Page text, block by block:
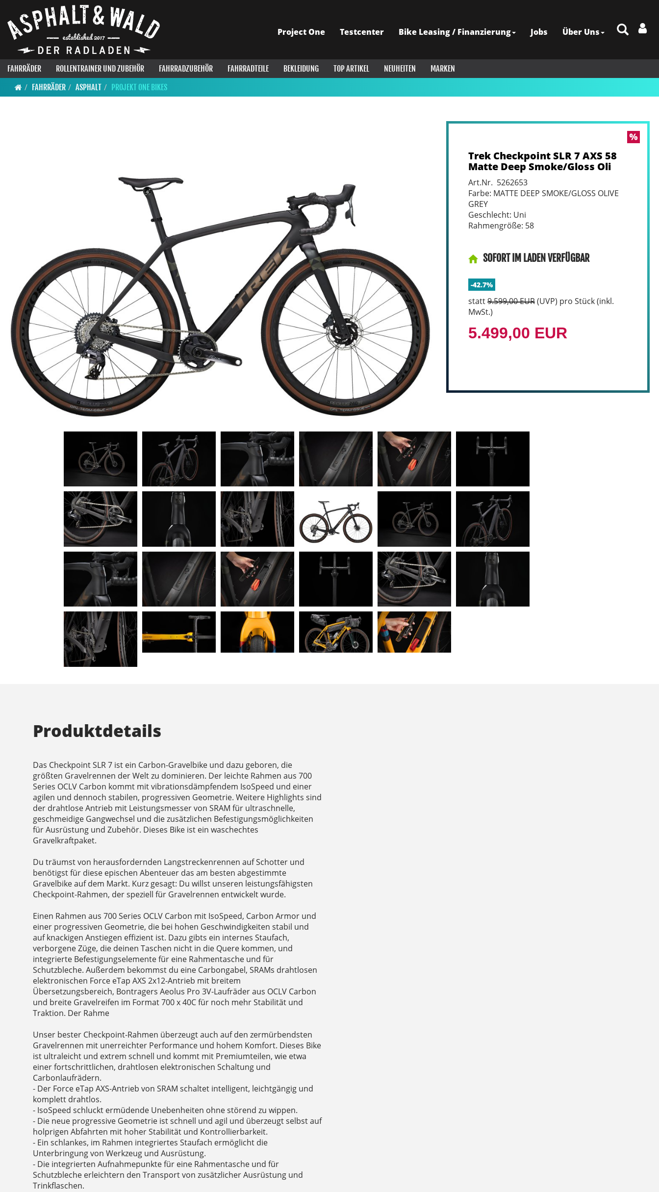
Project One Testcenter Bike Leasing / Finanzierung Jobs Über Uns
FAHRRÄDER ROLLENTRAINER UND ZUBEHÖR FAHRRADZUBEHÖR FAHRRADTEILE BEKLEIDUNG TOP ARTIKEL NEUHEITEN
MARKEN
FAHRRÄDER
ASPHALT PROJEKT ONE BIKES
Trek Checkpoint SLR 7 AXS 58
Matte Deep Smoke/Gloss Oli
Art.Nr. 5262653
Farbe: MATTE DEEP SMOKE/GLOSS OLIVE
GREY
Geschlecht: Uni
Rahmengröße: 58
SOFORT IM LADEN VERFÜGBAR
-42.7%
statt9.599,00 EUR(UVP) pro Stück (inkl.
MwSt.)
5.499,00 EUR
Produktdetails
Das Checkpoint SLR 7 ist ein Carbon-Gravelbike und dazu geboren, die
größten Gravelrennen der Welt zu dominieren. Der leichte Rahmen aus 700
Series OCLV Carbon kommt mit vibrationsdämpfendem IsoSpeed und einer
agilen und dennoch stabilen, progressiven Geometrie. Weitere Highlights sind
der drahtlose Antrieb mit Leistungsmesser von SRAM für ultraschnelle,
geschmeidige Gangwechsel und die zusätzlichen Befestigungsmöglichkeiten
für Ausrüstung und Zubehör. Dieses Bike ist ein waschechtes
Gravelkraftpaket.
Du träumst von herausfordernden Langstreckenrennen auf Schotter und
benötigst für diese epischen Abenteuer das am besten abgestimmte
Gravelbike auf dem Markt. Kurz gesagt: Du willst unseren leistungsfähigsten
Checkpoint-Rahmen, der speziell für Gravelrennen entwickelt wurde.
Einen Rahmen aus 700 Series OCLV Carbon mit IsoSpeed, Carbon Armor und
einer progressiven Geometrie, die bei hohen Geschwindigkeiten stabil und
auf knackigen Anstiegen effizient ist. Dazu gibts ein internes Staufach,
verborgene Züge, die deinen Taschen nicht in die Quere kommen, und
integrierte Befestigungselemente für eine Rahmentasche und für
Schutzbleche. Außerdem bekommst du eine Carbongabel, SRAMs drahtlosen
elektronischen Force eTap AXS 2x12-Antrieb mit breitem
Übersetzungsbereich, Bontragers Aeolus Pro 3V-Laufräder aus OCLV Carbon
und breite Gravelreifen im Format 700 x 40C für noch mehr Stabilität und
Traktion. Der Rahme
Unser bester Checkpoint-Rahmen überzeugt auch auf den zermürbendsten
Gravelrennen mit unerreichter Performance und hohem Komfort. Dieses Bike
ist ultraleicht und extrem schnell und kommt mit Premiumteilen, wie etwa
einer fortschrittlichen, drahtlosen elektronischen Schaltung und
Carbonlaufrädern.
- Der Force eTap AXS-Antrieb von SRAM schaltet intelligent, leichtgängig und
komplett drahtlos.
- IsoSpeed schluckt ermüdende Unebenheiten ohne störend zu wippen.
- Die neue progressive Geometrie ist schnell und agil und überzeugt selbst auf
holprigen Abfahrten mit hoher Stabilität und Kontrollierbarkeit.
- Ein schlankes, im Rahmen integriertes Staufach ermöglicht die
Unterbringung von Werkzeug und Ausrüstung.
- Die integrierten Aufnahmepunkte für eine Rahmentasche und für
Schutzbleche erleichtern den Transport von zusätzlicher Ausrüstung und
Trinkflaschen.